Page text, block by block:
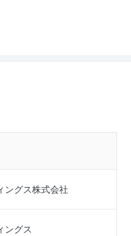
ングス株式会社
ングス